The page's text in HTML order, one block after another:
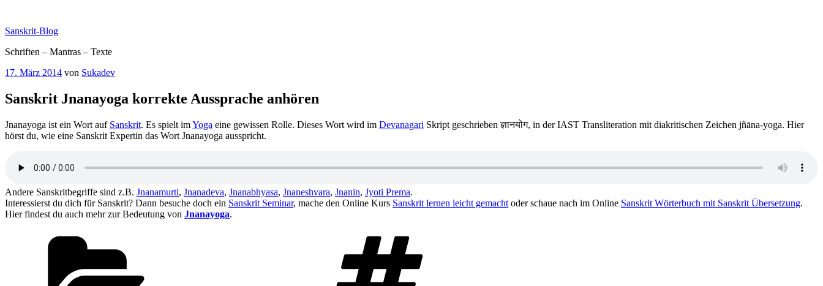
springen
Sanskrit-Blog
Schriften – Mantras – Texte
Veröffentlicht
17. März 2014 von Sukadev
Sanskrit Jnanayoga korrekte Aussprache anhören
Jnanayoga ist ein Wort auf Sanskrit. Es spielt imYoga eine gewissen Rolle. Dieses Wort wird im Devanagari Skript geschrieben ज्ञानयोग, in der IAST Transliteration mit diakritischen Zeichen jñāna-yoga. Hier
hörst du, wie eine Sanskrit Expertin das Wort Jnanayoga ausspricht.
Andere Sanskritbegriffe sind z.B. Jnanamurti, Jnanadeva, Jnanabhyasa, Jnaneshvara, Jnanin, Jyoti Prema.
Interessierst du dich für Sanskrit? Dann besuche doch ein Sanskrit Seminar, mache den Online Kurs Sanskrit lernen leicht gemacht oder schaue nach im Online Sanskrit Wörterbuch mit Sanskrit Übersetzung.
Hier findest du auch mehr zur Bedeutung von Jnanayoga.